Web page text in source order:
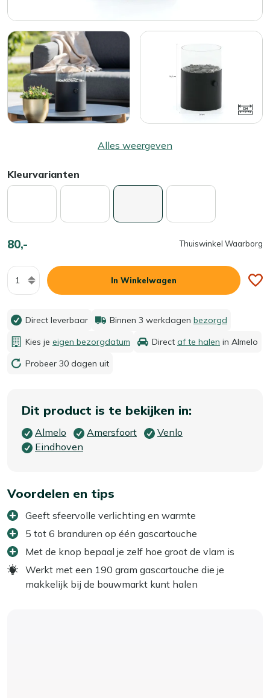
Alles weergeven
Kleurvarianten
80,- Thuiswinkel Waarborg
Aantal
In Winkelwagen
Direct leverbaar Binnen 3 werkdagen bezorgd
Kies je eigen bezorgdatum Direct af te halen in Almelo
Probeer 30 dagen uit
Dit product is te bekijken in:
Almelo Amersfoort
Venlo
Eindhoven
Voordelen en tips
Geeft sfeervolle verlichting en warmte
5 tot 6 branduren op één gascartouche
Met de knop bepaal je zelf hoe groot de vlam is
Werkt met een 190 gram gascartouche die je
makkelijk bij de bouwmarkt kunt halen